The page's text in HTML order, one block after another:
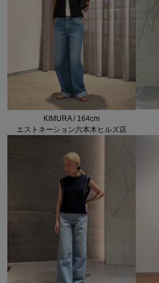
KIMURA / 164cm
エストネーション六本木ヒルズ店